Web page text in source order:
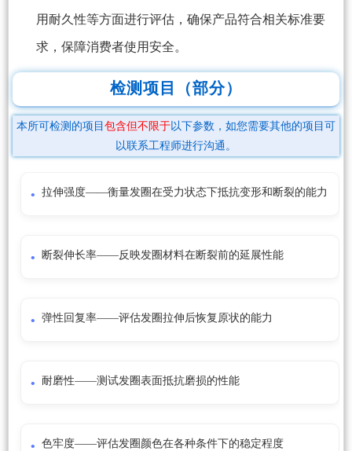
用耐久性等方面进行评估，确保产品符合相关标准要
求，保障消费者使用安全。
检测项目（部分）
本所可检测的项目 包含但不限于以下参数，如您需要其他的项目可
以联系工程师进行沟通。
拉伸强度——衡量发圈在受力状态下抵抗变形和断裂的能力
断裂伸长率——反映发圈材料在断裂前的延展性能
弹性回复率——评估发圈拉伸后恢复原状的能力
耐磨性——测试发圈表面抵抗磨损的性能
色牢度——评估发圈颜色在各种条件下的稳定程度